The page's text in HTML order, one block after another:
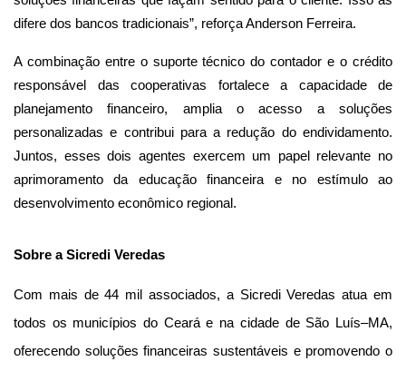
difere dos bancos tradicionais”, reforça Anderson Ferreira.
A combinação entre o suporte técnico do contador e o crédito
responsável das cooperativas fortalece a capacidade de
planejamento financeiro, amplia o acesso a soluções
personalizadas e contribui para a redução do endividamento.
Juntos, esses dois agentes exercem um papel relevante no
aprimoramento da educação financeira e no estímulo ao
desenvolvimento econômico regional.
Sobre a Sicredi Veredas
Com mais de 44 mil associados, a Sicredi Veredas atua em
todos os municípios do Ceará e na cidade de São Luís–MA,
oferecendo soluções financeiras sustentáveis e promovendo o